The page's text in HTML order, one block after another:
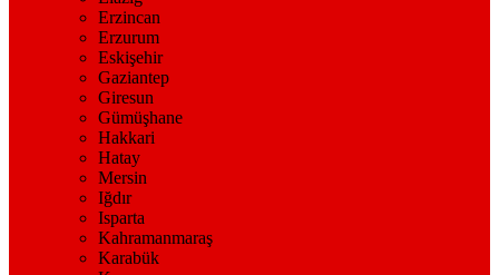
Erzincan
Erzurum
Eskişehir
Gaziantep
Giresun
Gümüşhane
Hakkari
Hatay
Mersin
Iğdır
Isparta
Kahramanmaraş
Karabük